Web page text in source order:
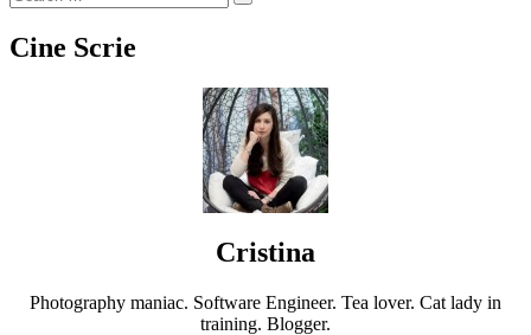
Cine Scrie
Cristina
Photography maniac. Software Engineer. Tea lover. Cat lady in
training. Blogger.